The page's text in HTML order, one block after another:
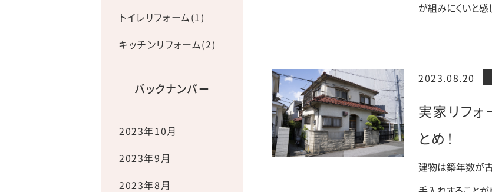
が組みにくいと
2023.08.20
実家リフ
とめ！
建物は築年数が古
トイレリフォーム(1)
キッチンリフォーム(2)
バックナンバー
2023年10月
2023年9月
2023年8月